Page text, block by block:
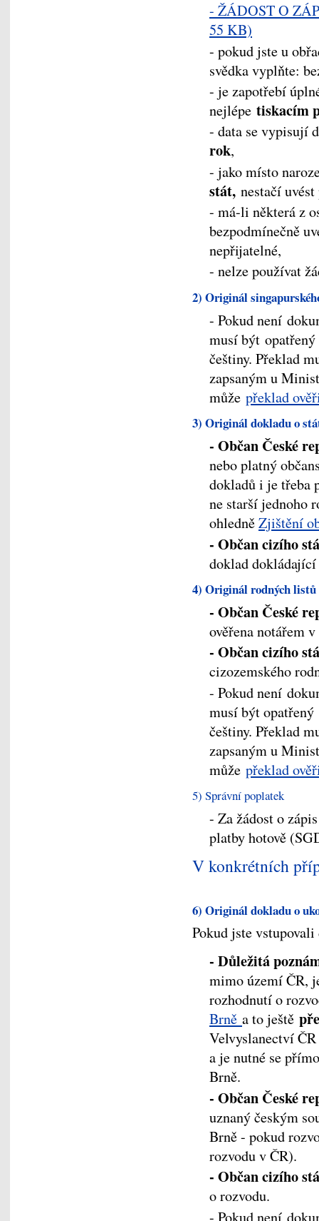
- ŽÁDOST O
55 KB)
- pokud jste u
svědka vyplňte:
- je zapotřebí
nejlépe tiskacím
- data se vypisují
rok,
- jako místo
stát, nestačí
- má-li některá z
bezpodmínečně
nepřijatelné,
- nelze používat
2) Originál
- Pokud není
musí být
češtiny. Překlad
zapsaným u
může překlad
3) Originál dokladu o
- Občan České
nebo platný
dokladů i je třeba
ne starší jednoho
ohledněZjištění
- Občan cizího
doklad
4) Originál rodných listů
- Občan České
ověřena notářem
- Občan cizího
cizozemského
- Pokud není
musí být
češtiny. Překlad
zapsaným u
může překlad
5) Správní poplatek
- Za žádost o
platby hotově
V konkrétních
6) Originál dokladu o
Pokud jste
- Důležitá
mimo území ČR,
rozhodnutí o
Brně a to ještě
Velvyslanectví
a je nutné se
Brně.
- Občan České
uznaný českým
Brně - pokud
rozvodu v ČR).
- Občan cizího
o rozvodu.
- Pokud není